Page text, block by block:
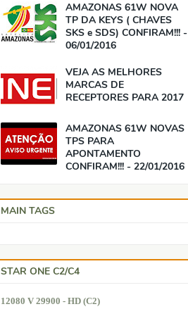
AMAZONAS 61W NOVA
TP DA KEYS ( CHAVES
SKS e SDS) CONFIRAM!!! -
06/01/2016
VEJA AS MELHORES
MARCAS DE
RECEPTORES PARA 2017
AMAZONAS 61W NOVAS
TPS PARA
APONTAMENTO
CONFIRAM!!! - 22/01/2016
MAIN TAGS
STAR ONE C2/C4
12080 V 29900 - HD (C2)